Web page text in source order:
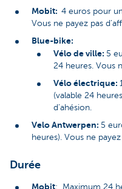
Mobit: 4 euros pour
Vous ne payez pas
Blue-bike:
Vélo de ville: 5
24 heures. Vous
Vélo électrique:
(valable 24
d’ahésion.
Velo Antwerpen: 5
heures). Vous ne
Durée
Mobit: Maximum 24